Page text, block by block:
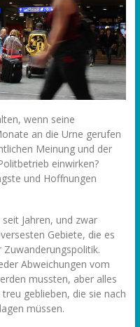
wenn seine
an die Urne gerufen
Meinung und der
einwirken?
und Hoffnungen
Jahren, und zwar
Gebiete, die es
Zuwanderungspolitik.
Abweichungen vom
mussten, aber alles
geblieben, die sie nach
müssen.